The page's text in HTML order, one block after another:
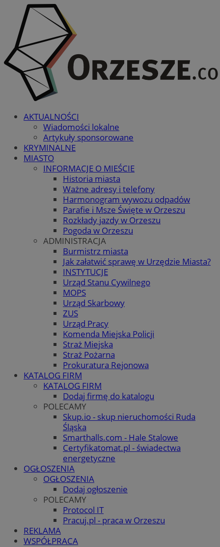
AKTUALNOŚCI
Wiadomości lokalne
Artykuły sponsorowane
KRYMINALNE
MIASTO
INFORMACJE O MIEŚCIE
Historia miasta
Ważne adresy i telefony
Harmonogram wywozu odpadów
Parafie i Msze Święte w Orzeszu
Rozkłady jazdy w Orzeszu
Pogoda w Orzeszu
ADMINISTRACJA
Burmistrz miasta
Jak załatwić sprawę w Urzędzie Miasta?
INSTYTUCJE
Urząd Stanu Cywilnego
MOPS
Urząd Skarbowy
ZUS
Urząd Pracy
Komenda Miejska Policji
Straż Miejska
Straż Pożarna
Prokuratura Rejonowa
KATALOG FIRM
KATALOG FIRM
Dodaj firmę do katalogu
POLECAMY
Skup.io - skup nieruchomości Ruda
Śląska
Smarthalls.com - Hale Stalowe
Certyfikatomat.pl - świadectwa
energetyczne
OGŁOSZENIA
OGŁOSZENIA
Dodaj ogłoszenie
POLECAMY
Protocol IT
Pracuj.pl - praca w Orzeszu
REKLAMA
WSPÓŁPRACA